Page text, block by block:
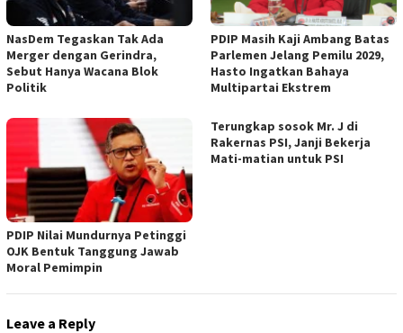
NasDem Tegaskan Tak Ada
Merger dengan Gerindra,
Sebut Hanya Wacana Blok
Politik
PDIP Masih Kaji Ambang Batas
Parlemen Jelang Pemilu 2029,
Hasto Ingatkan Bahaya
Multipartai Ekstrem
PDIP Nilai Mundurnya Petinggi
OJK Bentuk Tanggung Jawab
Moral Pemimpin
Terungkap sosok Mr. J di
Rakernas PSI, Janji Bekerja
Mati-matian untuk PSI
Leave a Reply